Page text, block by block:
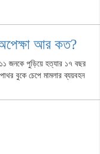
অপেক্ষা আর কত?
১১ জনকে পুড়িয়ে হত্যার ১৭ বছর
বুকে চেপে মামলার ব্যয়বহন